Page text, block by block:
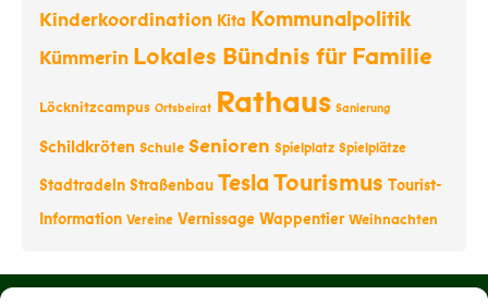
Kinderkoordination Kita Kommunalpolitik
Kümmerin Lokales Bündnis für Familie
Löcknitzcampus Ortsbeirat Rathaus Sanierung
Schildkröten Schule Senioren Spielplatz Spielplätze
Stadtradeln Straßenbau TeslaTourismus Tourist-
Information Vereine Vernissage Wappentier Weihnachten